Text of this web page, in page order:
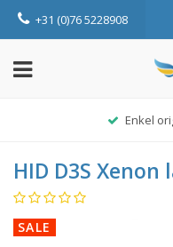
+31 (0)76 5228908
Enkel
HID D3S Xenon
SALE